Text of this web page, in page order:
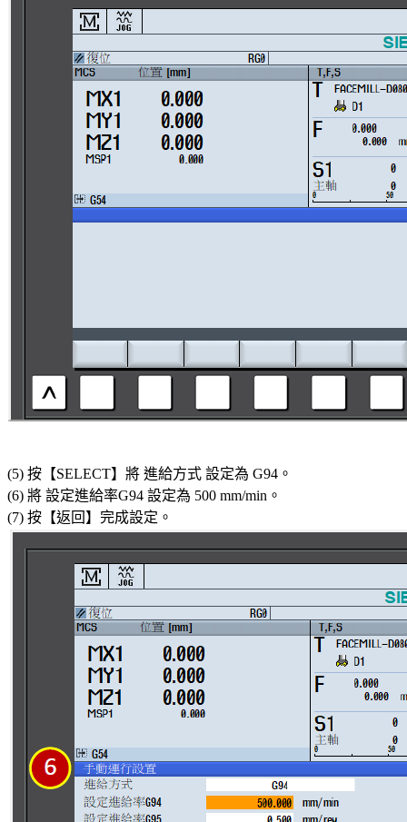
(5) 按【SELECT】將 進給方式 設定為 G94。
(6) 將 設定進給率G94 設定為 500 mm/min。
(7) 按【返回】完成設定。